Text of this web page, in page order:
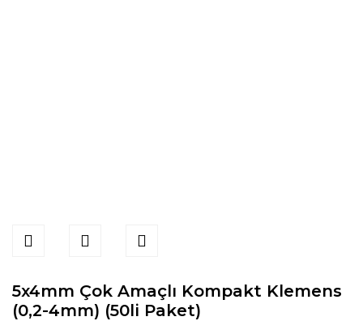
5x4mm Çok Amaçlı Kompakt Klemens
(0,2-4mm) (50li Paket)